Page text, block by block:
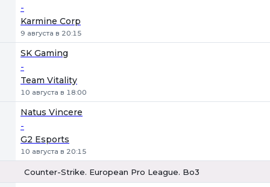
-
Karmine Corp
9 августа в 20:15
SK Gaming
-
Team Vitality
10 августа в 18:00
Natus Vincere
-
G2 Esports
10 августа в 20:15
Counter-Strike. European Pro League. Bo3